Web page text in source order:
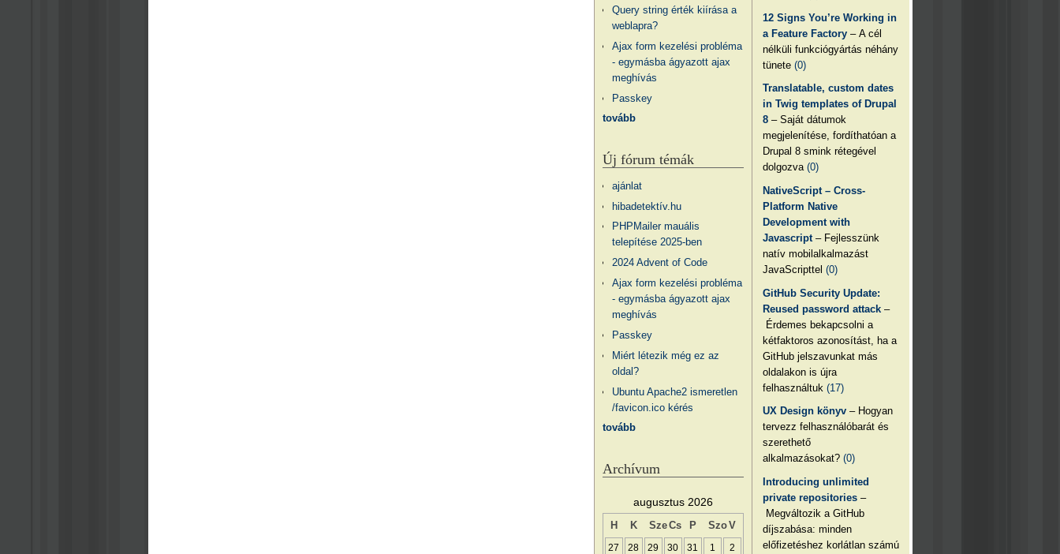
12 Signs You’re Working in
a Feature Factory – A cél
nélküli funkciógyártás néhány
tünete(0)
Translatable, custom dates
in Twig templates of Drupal
8 – Saját dátumok
megjelenítése, fordíthatóan a
Drupal 8 smink rétegével
dolgozva(0)
NativeScript – Cross-
Platform Native
Development with
Javascript – Fejlesszünk
natív mobilalkalmazást
JavaScripttel(0)
GitHub Security Update:
Reused password attack –
Érdemes bekapcsolni a
kétfaktoros azonosítást, ha a
GitHub jelszavunkat más
oldalakon is újra
felhasználtuk(17)
UX Design könyv – Hogyan
tervezz felhasználóbarát és
szerethető
alkalmazásokat?(0)
Introducing unlimited
private repositories –
Megváltozik a GitHub
díjszabása: minden
előfizetéshez korlátlan számú
Query string érték kiírása a
weblapra?
Ajax form kezelési probléma
- egymásba ágyazott ajax
meghívás
Passkey
tovább
Új fórum témák
ajánlat
hibadetektív.hu
PHPMailer mauális
telepítése 2025-ben
2024 Advent of Code
Ajax form kezelési probléma
- egymásba ágyazott ajax
meghívás
Passkey
Miért létezik még ez az
oldal?
Ubuntu Apache2 ismeretlen
/favicon.ico kérés
tovább
Archívum
augusztus 2026
H K SzeCs P SzoV
27 28 29 30 31 1 2